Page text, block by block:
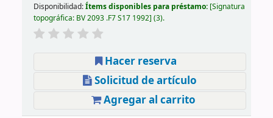
Disponibilidad:Ítems disponibles para préstamo: Signatura
topográfica: BV 2093 .F7 S17 1992 (3).
Hacer reserva
Solicitud de artículo
Agregar al carrito